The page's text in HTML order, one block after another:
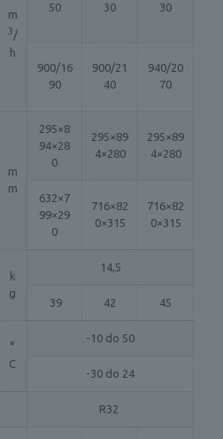
m
3/
h
50
30
30
900/16
90
900/21
40
940/20
70
m
m
295×8
94×28
0
295×89
4×280
295×89
4×280
632×7
99×29
0
716×82
0×315
716×82
0×315
k
g
14,5
39 42 45
°
C
-10 do 50
-30 do 24
R32